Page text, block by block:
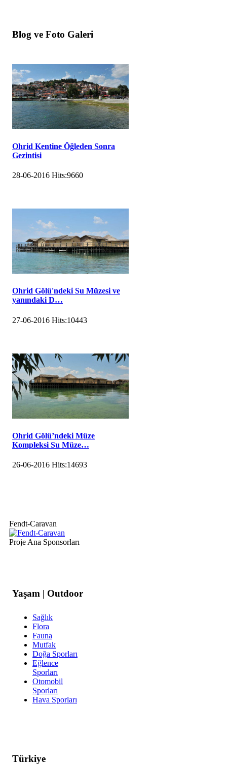
Blog ve Foto Galeri
Ohrid Kentine Öğleden Sonra
Gezintisi
28-06-2016 Hits:9660
Ohrid Gölü'ndeki Su Müzesi ve
yanındaki D…
27-06-2016 Hits:10443
Ohrid Gölü’ndeki Müze
Kompleksi Su Müze…
26-06-2016 Hits:14693
Fendt-Caravan
Proje Ana Sponsorları
Yaşam | Outdoor
Sağlık
Flora
Fauna
Mutfak
Doğa Sporları
Eğlence
Sporları
Otomobil
Sporları
Hava Sporları
Türkiye